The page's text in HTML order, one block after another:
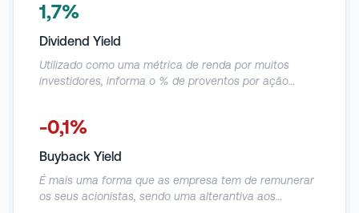
1,7%
Dividend Yield
Utilizado como uma métrica de renda por muitos
investidores, informa o % de proventos por ação
-0,1%
Buyback Yield
É mais uma forma que as empresa tem de remunerar
os seus acionistas, sendo uma alterantiva aos